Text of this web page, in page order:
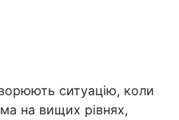
ситуацію, коли
на вищих рівнях,